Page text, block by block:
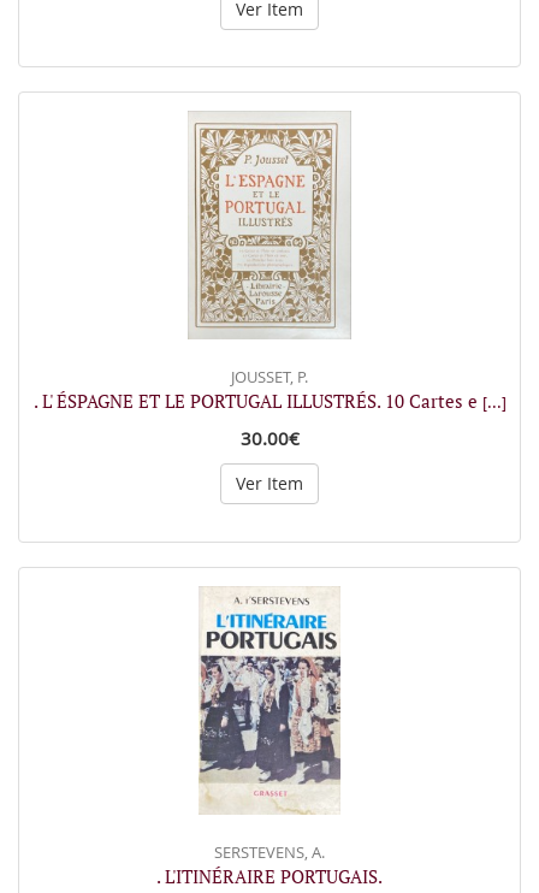
Ver Item
JOUSSET, P.
. L' ÉSPAGNE ET LE PORTUGAL ILLUSTRÉS. 10 Cartes e [...]
30.00€
Ver Item
SERSTEVENS, A.
. L'ITINÉRAIRE PORTUGAIS.